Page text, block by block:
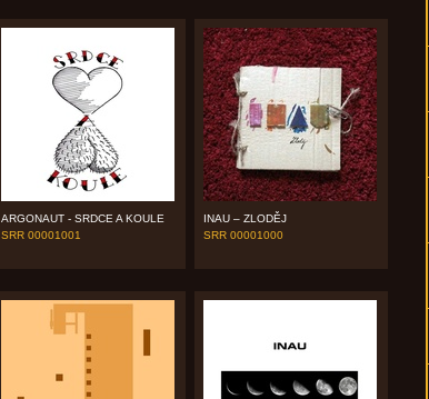
ARGONAUT - SRDCE A KOULE
SRR 00001001
INAU – ZLODĚJ
SRR 00001000